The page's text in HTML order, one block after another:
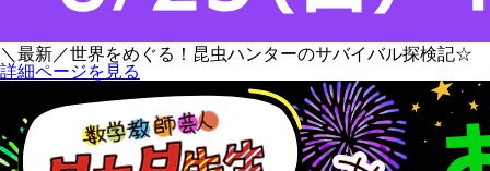
＼最新／世界をめぐる！昆虫ハンターのサバイバル探検記☆
詳細ページを見る